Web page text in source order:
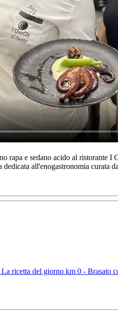
rapa e sedano acido al ristorante I
all'enogastronomia curata
ricetta del giorno km 0 - Brasato